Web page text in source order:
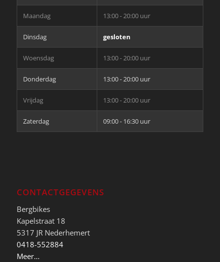
Maandag 13:00 - 20:00 uur
Dinsdag gesloten
Woensdag 13:00 - 20:00 uur
Donderdag 13:00 - 20:00 uur
Vrijdag 13:00 - 20:00 uur
Zaterdag 09:00 - 16:30 uur
CONTACTGEGEVENS
Bergbikes
Kapelstraat 18
5317 JR Nederhemert
0418-552884
Meer…